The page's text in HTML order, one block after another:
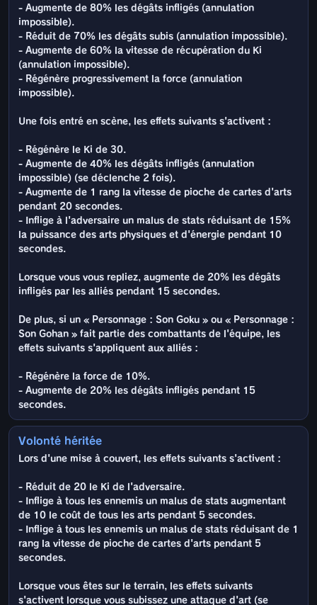
- Augmente de 80% les dégâts infligés (annulation
impossible).
- Réduit de 70% les dégâts subis (annulation impossible).
- Augmente de 60% la vitesse de récupération du Ki
(annulation impossible).
- Régénère progressivement la force (annulation
impossible).
Une fois entré en scène, les effets suivants s'activent :
- Régénère le Ki de 30.
- Augmente de 40% les dégâts infligés (annulation
impossible) (se déclenche 2 fois).
- Augmente de 1 rang la vitesse de pioche de cartes d'arts
pendant 20 secondes.
- Inflige à l'adversaire un malus de stats réduisant de 15%
la puissance des arts physiques et d'énergie pendant 10
secondes.
Lorsque vous vous repliez, augmente de 20% les dégâts
infligés par les alliés pendant 15 secondes.
De plus, si un « Personnage : Son Goku » ou « Personnage :
Son Gohan » fait partie des combattants de l'équipe, les
effets suivants s'appliquent aux alliés :
- Régénère la force de 10%.
- Augmente de 20% les dégâts infligés pendant 15
secondes.
Volonté héritée
Lors d'une mise à couvert, les effets suivants s'activent :
- Réduit de 20 le Ki de l'adversaire.
- Inflige à tous les ennemis un malus de stats augmentant
de 10 le coût de tous les arts pendant 5 secondes.
- Inflige à tous les ennemis un malus de stats réduisant de 1
rang la vitesse de pioche de cartes d'arts pendant 5
secondes.
Lorsque vous êtes sur le terrain, les effets suivants
s'activent lorsque vous subissez une attaque d'art (se